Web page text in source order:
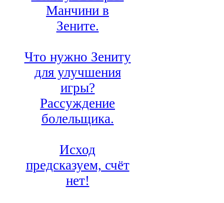
Манчини в
Зените.
Что нужно Зениту
для улучшения
игры?
Рассуждение
болельщика.
Исход
предсказуем, счёт
нет!